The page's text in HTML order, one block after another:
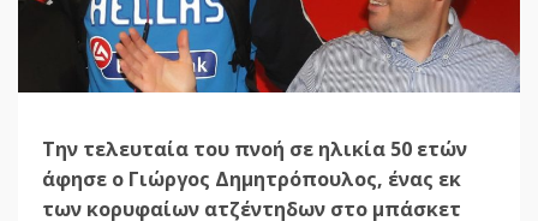
Την τελευταία του πνοή σε ηλικία 50 ετών
άφησε ο Γιώργος Δημητρόπουλος, ένας εκ
των κορυφαίων ατζέντηδων στο μπάσκετ